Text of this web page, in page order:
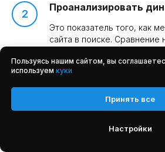
Проанализировать
Это показатель того, как
сайта в поиске. Сравнение
На что обратить внимание:
по каким именно
повысились, а по каким
с чем может быть
предпринимались перед
Пользуясь нашим сайтом, вы
используем куки
Принять все
Настройки